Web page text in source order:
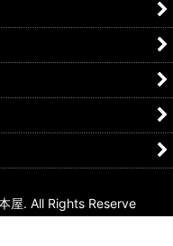
屋. All Rights Reserve